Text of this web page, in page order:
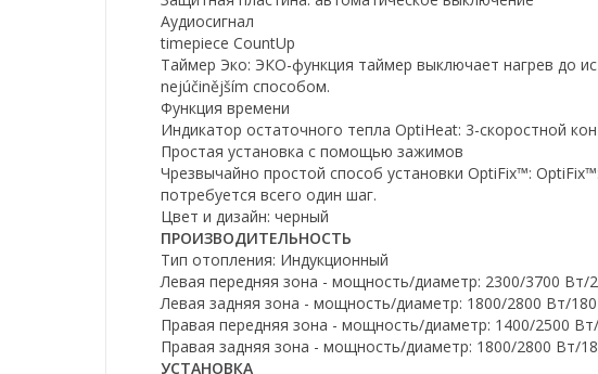
Аудиосигнал
timepiece CountUp
Таймер Эко: ЭКО-функция таймер выключает нагрев до
nejúčinějším способом.
Функция времени
Индикатор остаточного тепла OptiHeat: 3-скоростной
Простая установка с помощью зажимов
Чрезвычайно простой способ установки OptiFix™:
потребуется всего один шаг.
Цвет и дизайн: черный
ПРОИЗВОДИТЕЛЬНОСТЬ
Тип отопления: Индукционный
Левая передняя зона - мощность/диаметр: 2300/3700 Вт/
Левая задняя зона - мощность/диаметр: 1800/2800 Вт/
Правая передняя зона - мощность/диаметр: 1400/2500
Правая задняя зона - мощность/диаметр: 1800/2800 Вт/
УСТАНОВКА